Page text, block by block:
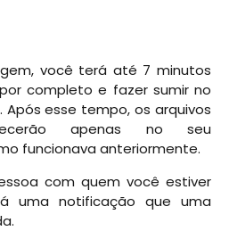
você terá até 7 minutos
completo e fazer sumir no
esse tempo, os arquivos
apenas no seu
funcionava anteriormente.
com quem você estiver
uma notificação que uma